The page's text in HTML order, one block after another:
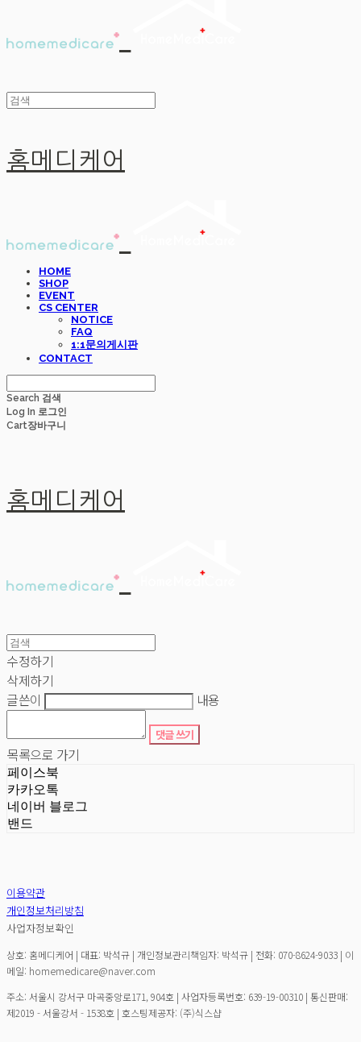
홈메디케어
HOME
SHOP
EVENT
CS CENTER
NOTICE
FAQ
1:1문의게시판
CONTACT
Search 검색
Log In 로그인
Cart장바구니
홈메디케어
수정하기
삭제하기
글쓴이
내용
댓글 쓰기
목록으로 가기
페이스북
카카오톡
네이버 블로그
밴드
이용약관
개인정보처리방침
사업자정보확인
상호: 홈메디케어 | 대표: 박석규 | 개인정보관리책임자: 박석규 | 전화: 070-8624-9033 | 이
메일: homemedicare@naver.com
주소: 서울시 강서구 마곡중앙로171, 904호 | 사업자등록번호: 639-19-00310 | 통신판매:
제2019 - 서울강서 - 1538호 | 호스팅제공자: (주)식스샵